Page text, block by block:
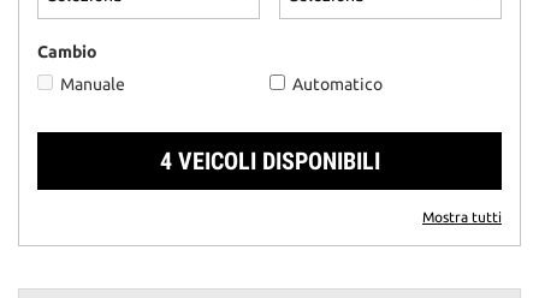
Cambio
Manuale
Automatico
4 VEICOLI DISPONIBILI
Mostra tutti
questi
strumenti
di
tracciamento
cookie
e